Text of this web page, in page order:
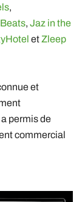
,
, Jaz in the
et Zleep
et
permis de
commercial